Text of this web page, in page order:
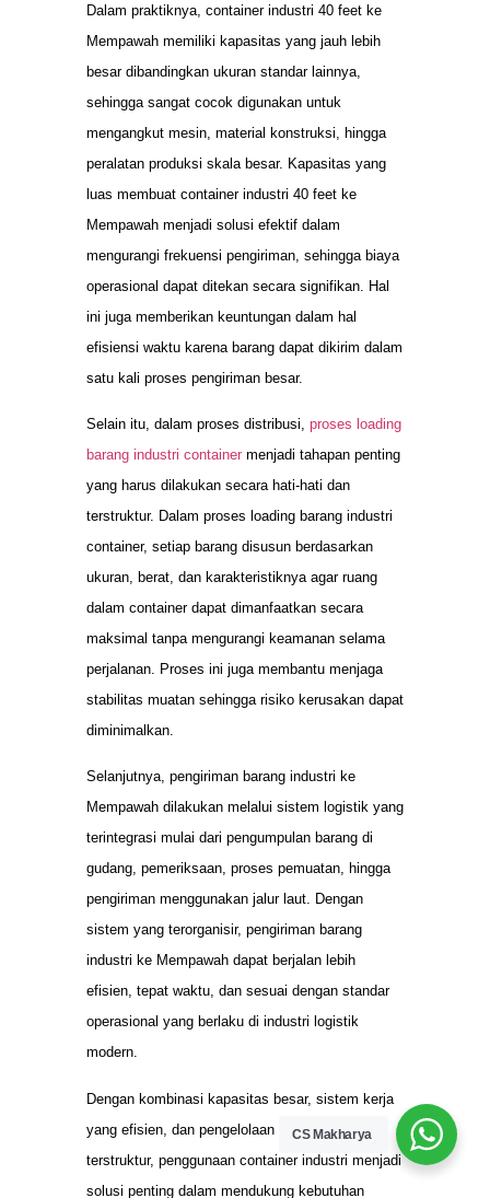
Dalam praktiknya, container industri 40 feet ke
Mempawah memiliki kapasitas yang jauh lebih
besar dibandingkan ukuran standar lainnya,
sehingga sangat cocok digunakan untuk
mengangkut mesin, material konstruksi, hingga
peralatan produksi skala besar. Kapasitas yang
luas membuat container industri 40 feet ke
Mempawah menjadi solusi efektif dalam
mengurangi frekuensi pengiriman, sehingga biaya
operasional dapat ditekan secara signifikan. Hal
ini juga memberikan keuntungan dalam hal
efisiensi waktu karena barang dapat dikirim dalam
satu kali proses pengiriman besar.
Selain itu, dalam proses distribusi, proses loading
barang industri container menjadi tahapan penting
yang harus dilakukan secara hati-hati dan
terstruktur. Dalam proses loading barang industri
container, setiap barang disusun berdasarkan
ukuran, berat, dan karakteristiknya agar ruang
dalam container dapat dimanfaatkan secara
maksimal tanpa mengurangi keamanan selama
perjalanan. Proses ini juga membantu menjaga
stabilitas muatan sehingga risiko kerusakan dapat
diminimalkan.
Selanjutnya, pengiriman barang industri ke
Mempawah dilakukan melalui sistem logistik yang
terintegrasi mulai dari pengumpulan barang di
gudang, pemeriksaan, proses pemuatan, hingga
pengiriman menggunakan jalur laut. Dengan
sistem yang terorganisir, pengiriman barang
industri ke Mempawah dapat berjalan lebih
efisien, tepat waktu, dan sesuai dengan standar
operasional yang berlaku di industri logistik
modern.
Dengan kombinasi kapasitas besar, sistem kerja
yang efisien, dan pengelolaan logistik yang
terstruktur, penggunaan container industri menjadi
solusi penting dalam mendukung kebutuhan
CS Makharya